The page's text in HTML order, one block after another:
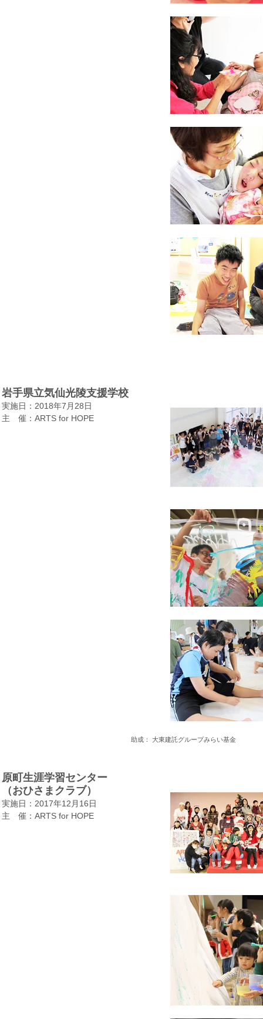
岩手県立気仙光陵支援学校
実施日：2018年7月28日
​主 催：ARTS for HOPE
助成： 大東建託グループみらい基金
原町生涯学習センター
（おひさまクラブ）
実施日：2017年12月16日
​主 催：ARTS for HOPE